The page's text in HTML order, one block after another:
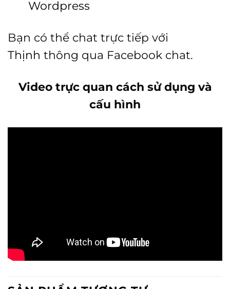
Wordpress
Bạn có thể chat trực tiếp với
Thịnh thông qua Facebook chat.
Video trực quan cách sử dụng và
cấu hình